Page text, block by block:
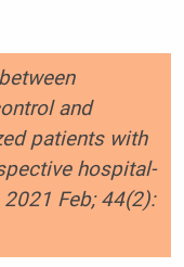
and
patients with
hospital-
Feb; 44(2):